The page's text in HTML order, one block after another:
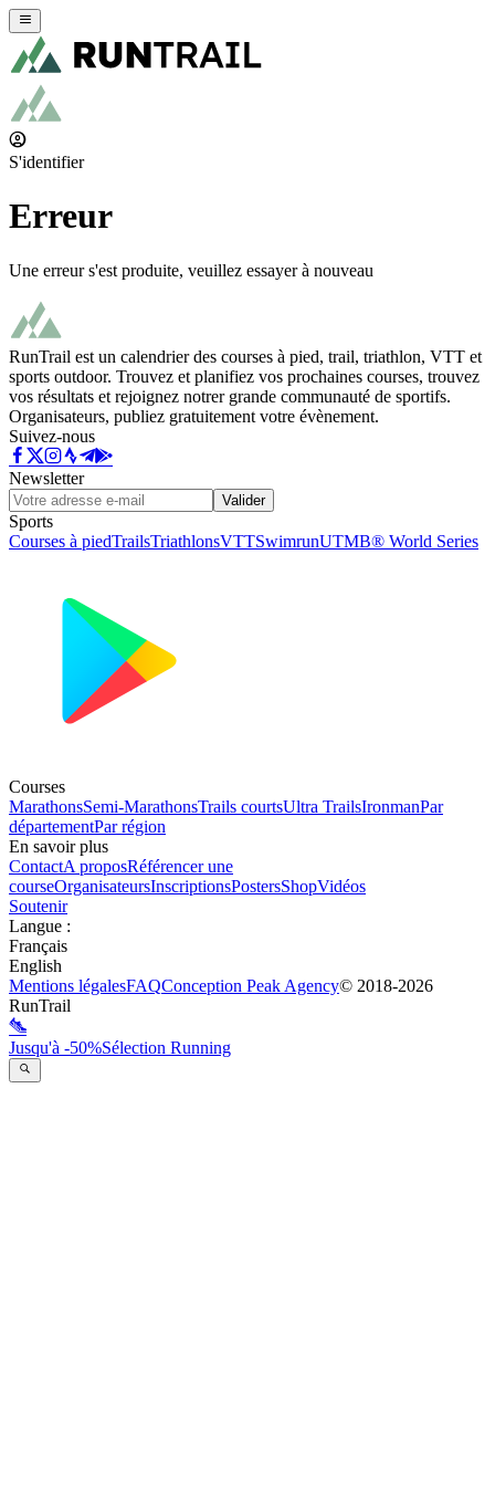
S'identifier
Erreur
Une erreur s'est produite, veuillez essayer à nouveau
RunTrail est un calendrier des courses à pied, trail, triathlon, VTT et
sports outdoor. Trouvez et planifiez vos prochaines courses, trouvez
vos résultats et rejoignez notrer grande communauté de sportifs.
Organisateurs, publiez gratuitement votre évènement.
Suivez-nous
Newsletter
Valider
Sports
Courses à piedTrailsTriathlonsVTTSwimrunUTMB® World Series
Courses
MarathonsSemi-MarathonsTrails courtsUltra TrailsIronmanPar
départementPar région
En savoir plus
ContactA proposRéférencer une
courseOrganisateursInscriptionsPostersShopVidéos
Soutenir
Langue :
Français
English
Mentions légalesFAQConception Peak Agency© 2018-2026
RunTrail
Jusqu'à -50%Sélection Running